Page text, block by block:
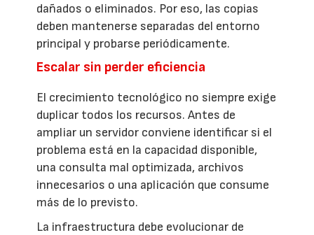
dañados o eliminados. Por eso, las copias
deben mantenerse separadas del entorno
principal y probarse periódicamente.
Escalar sin perder eficiencia
El crecimiento tecnológico no siempre exige
duplicar todos los recursos. Antes de
ampliar un servidor conviene identificar si el
problema está en la capacidad disponible,
una consulta mal optimizada, archivos
innecesarios o una aplicación que consume
más de lo previsto.
La infraestructura debe evolucionar de